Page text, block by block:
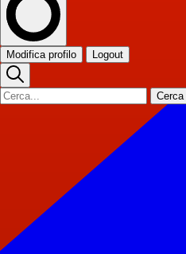
Modifica profilo Logout
Cerca